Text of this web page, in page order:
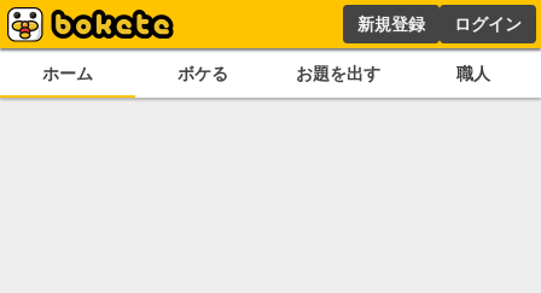
新規登録 ログイン
ホーム ボケる お題を出す 職人